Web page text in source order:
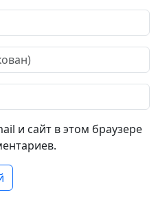
и сайт в этом браузере